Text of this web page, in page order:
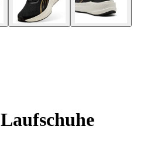
Laufschuhe